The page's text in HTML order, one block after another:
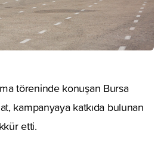
töreninde konuşan Bursa
kampanyaya katkıda bulunan
etti.